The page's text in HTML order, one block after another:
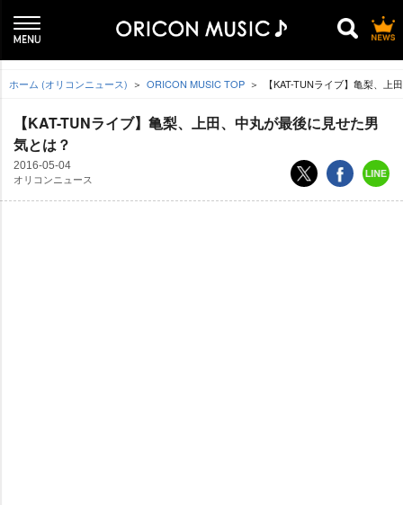
ホーム (オリコンニュース) ORICON MUSIC TOP 【KAT-TUNライブ】亀梨、上
【KAT-TUNライブ】亀梨、上田、中丸が最後に見せた男
気とは？
2016-05-04
オリコンニュース